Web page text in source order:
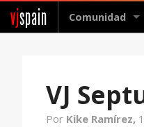
vjspain Comunidad
VJ
Por Kike Ramírez,